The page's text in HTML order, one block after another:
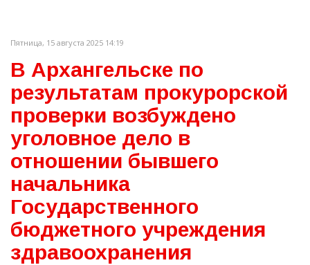
Пятница, 15 августа 2025 14:19
В Архангельске по
результатам прокурорской
проверки возбуждено
уголовное дело в
отношении бывшего
начальника
Государственного
бюджетного учреждения
здравоохранения